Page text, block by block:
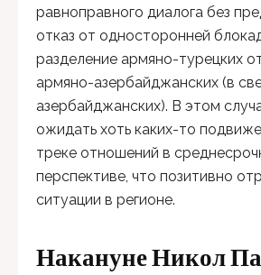
равноправного диалога без
отказ от односторонней
разделение армяно-турецких
армяно-азербайджанских (в
азербайджанских). В этом
ожидать хоть каких-то
треке отношений в
перспективе, что позитивно
ситуации в регионе.
Накануне Никол